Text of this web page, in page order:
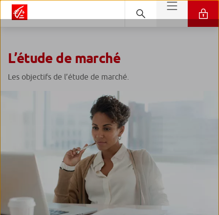
L’étude de marché
Les objectifs de l’étude de marché.